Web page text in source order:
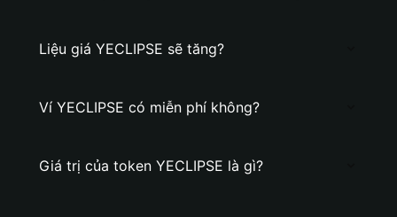
Liệu giá YECLIPSE sẽ tăng?
Ví YECLIPSE có miễn phí không?
Giá trị của token YECLIPSE là gì?